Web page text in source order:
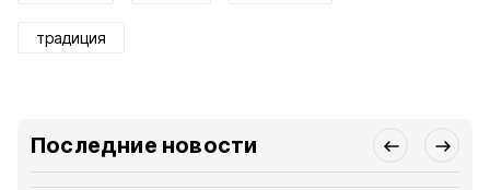
традиция
Последние новости